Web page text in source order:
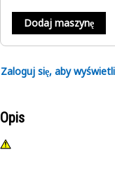
Dodaj maszynę
Zaloguj się, aby
Opis